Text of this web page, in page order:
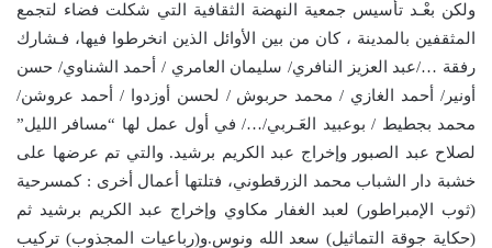
ولكن بعْـد تأسيس جمعية النهضة الثقافية التي شكلت فضاء لتجمع
المثقفين بالمدينة ، كان من بين الأوائل الذين انخرطوا فيها، فـشارك
رفقة …/عبد العزيز النافري/ سليمان العامري / أحمد الشناوي/ حسن
أونير/ أحمد الغازي / محمد حربوش / لحسن أوزدوا / أحمد عروشن/
محمد بجطيط / بوعبيد العَـربي/…/ في أول عمل لها “مسافر الليل”
لصلاح عبد الصبور وإخراج عبد الكريم برشيد. والتي تم عرضها على
خشبة دار الشباب محمد الزرقطوني، فتلتها أعمال أخرى : كمسرحية
(ثوب الإمبراطور) لعبد الغفار مكاوي وإخراج عبد الكريم برشيد ثم
(حكاية جوقة التماثيل) سعد الله ونوس.و(رباعيات المجذوب) تركيب